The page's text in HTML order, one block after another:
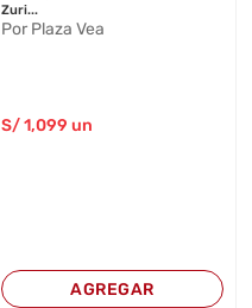
Zuri...
Por Plaza Vea
S/1,099 un
AGREGAR